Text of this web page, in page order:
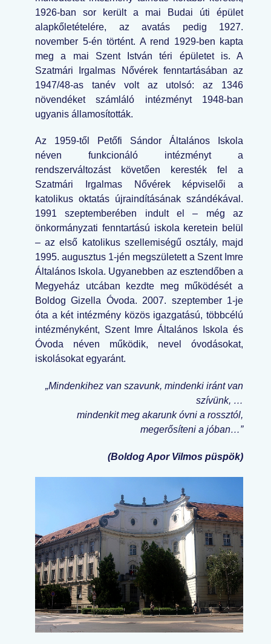
1926-ban sor került a mai Budai úti épület
alapkőletételére, az avatás pedig 1927.
november 5-én történt. A rend 1929-ben kapta
meg a mai Szent István téri épületet is. A
Szatmári Irgalmas Nővérek fenntartásában az
1947/48-as tanév volt az utolsó: az 1346
növendéket számláló intézményt 1948-ban
ugyanis államosították.
Az 1959-től Petőfi Sándor Általános Iskola
néven funkcionáló intézményt a
rendszerváltozást követően keresték fel a
Szatmári Irgalmas Nővérek képviselői a
katolikus oktatás újraindításának szándékával.
1991 szeptemberében indult el – még az
önkormányzati fenntartású iskola keretein belül
– az első katolikus szellemiségű osztály, majd
1995. augusztus 1-jén megszületett a Szent Imre
Általános Iskola. Ugyanebben az esztendőben a
Megyeház utcában kezdte meg működését a
Boldog Gizella Óvoda. 2007. szeptember 1-je
óta a két intézmény közös igazgatású, többcélú
intézményként, Szent Imre Általános Iskola és
Óvoda néven működik, nevel óvodásokat,
iskolásokat egyaránt.
„Mindenkihez van szavunk, mindenki iránt van
szívünk, …
mindenkit meg akarunk óvni a rossztól,
megerősíteni a jóban…”
(Boldog Apor Vilmos püspök)